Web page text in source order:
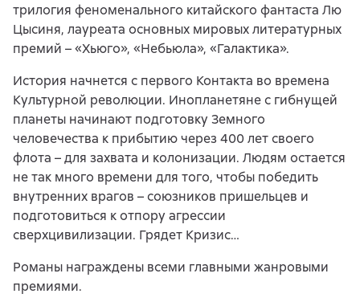
трилогия феноменального китайского фантаста Лю
Цысиня, лауреата основных мировых литературных
премий – «Хьюго», «Небьюла», «Галактика».
История начнется с первого Контакта во времена
Культурной революции. Инопланетяне с гибнущей
планеты начинают подготовку Земного
человечества к прибытию через 400 лет своего
флота – для захвата и колонизации. Людям остается
не так много времени для того, чтобы победить
внутренних врагов – союзников пришельцев и
подготовиться к отпору агрессии
сверхцивилизации. Грядет Кризис…
Романы награждены всеми главными жанровыми
премиями.